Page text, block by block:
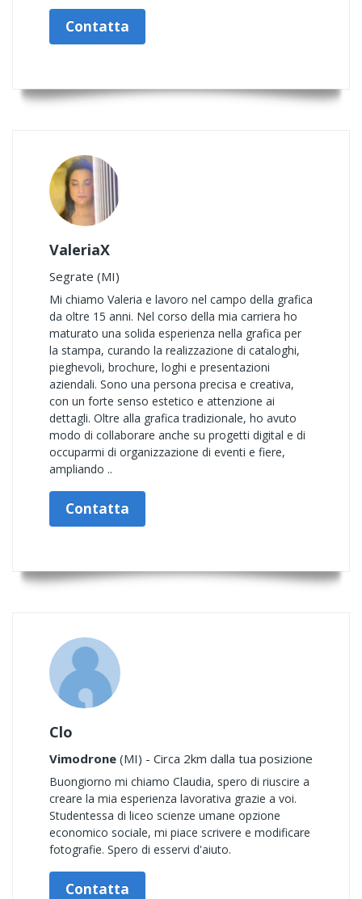
Contatta
ValeriaX
Segrate (MI)
Mi chiamo Valeria e lavoro nel campo della grafica
da oltre 15 anni. Nel corso della mia carriera ho
maturato una solida esperienza nella grafica per
la stampa, curando la realizzazione di cataloghi,
pieghevoli, brochure, loghi e presentazioni
aziendali. Sono una persona precisa e creativa,
con un forte senso estetico e attenzione ai
dettagli. Oltre alla grafica tradizionale, ho avuto
modo di collaborare anche su progetti digital e di
occuparmi di organizzazione di eventi e fiere,
ampliando ..
Contatta
Clo
Vimodrone (MI) - Circa 2km dalla tua posizione
Buongiorno mi chiamo Claudia, spero di riuscire a
creare la mia esperienza lavorativa grazie a voi.
Studentessa di liceo scienze umane opzione
economico sociale, mi piace scrivere e modificare
fotografie. Spero di esservi d'aiuto.
Contatta